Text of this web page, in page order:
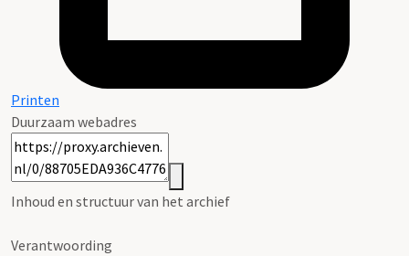
Printen
Duurzaam webadres
Inhoud en structuur van het archief
Verantwoording